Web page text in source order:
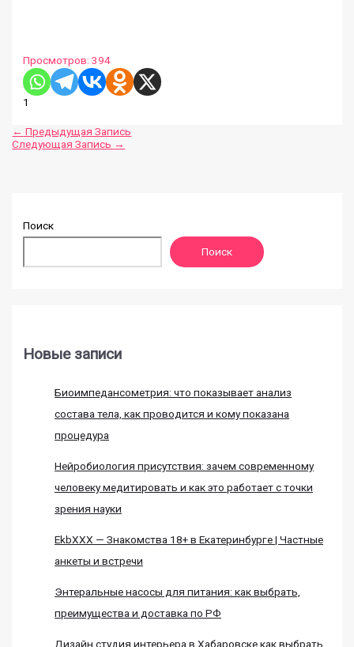
Просмотров: 394
1
← Предыдущая Запись
Следующая Запись →
Поиск
Поиск
Новые записи
Биоимпедансометрия: что показывает анализ
состава тела, как проводится и кому показана
процедура
Нейробиология присутствия: зачем современному
человеку медитировать и как это работает с точки
зрения науки
EkbXXX — Знакомства 18+ в Екатеринбурге | Частные
анкеты и встречи
Энтеральные насосы для питания: как выбрать,
преимущества и доставка по РФ
Дизайн студия интерьера в Хабаровске как выбрать